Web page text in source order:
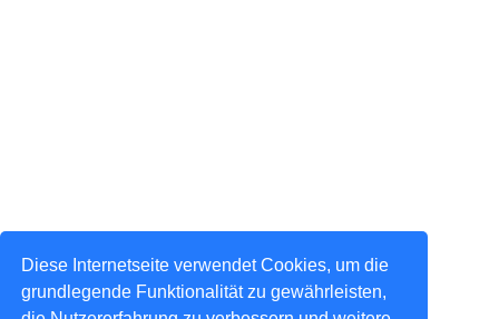
Diese Internetseite verwendet Cookies, um die
grundlegende Funktionalität zu gewährleisten,